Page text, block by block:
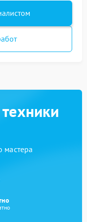
мастера